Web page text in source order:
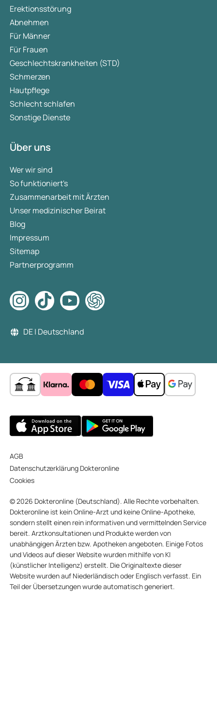
Erektionsstörung
Abnehmen
Für Männer
Für Frauen
Geschlechtskrankheiten (STD)
Schmerzen
Hautpflege
Schlecht schlafen
Sonstige Dienste
Über uns
Wer wir sind
So funktioniert's
Zusammenarbeit mit Ärzten
Unser medizinischer Beirat
Blog
Impressum
Sitemap
Partnerprogramm
DE | Deutschland
AGB
Datenschutzerklärung Dokteronline
Cookies
© 2026 Dokteronline (Deutschland). Alle Rechte vorbehalten.
Dokteronline ist kein Online-Arzt und keine Online-Apotheke,
sondern stellt einen rein informativen und vermittelnden Service
bereit. Arztkonsultationen und Produkte werden von
unabhängigen Ärzten bzw. Apotheken angeboten. Einige Fotos
und Videos auf dieser Website wurden mithilfe von KI
(künstlicher Intelligenz) erstellt. Die Originaltexte dieser
Website wurden auf Niederländisch oder Englisch verfasst. Ein
Teil der Übersetzungen wurde automatisch generiert.